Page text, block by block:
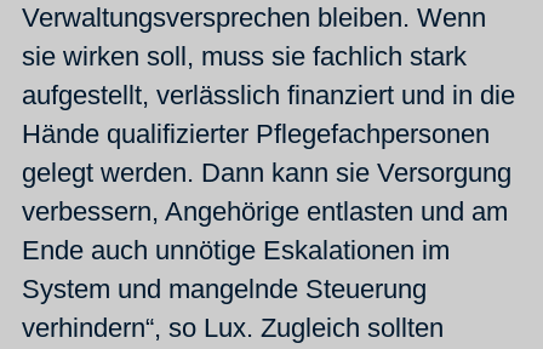
Verwaltungsversprechen bleiben. Wenn
sie wirken soll, muss sie fachlich stark
aufgestellt, verlässlich finanziert und in die
Hände qualifizierter Pflegefachpersonen
gelegt werden. Dann kann sie Versorgung
verbessern, Angehörige entlasten und am
Ende auch unnötige Eskalationen im
System und mangelnde Steuerung
verhindern“, so Lux. Zugleich sollten